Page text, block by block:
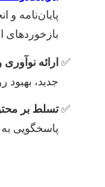
پایان‌نامه و
بازخوردهای
ارائه نوآوری
جدید، بهبود
تسلط بر محتوا:
پاسخگویی به